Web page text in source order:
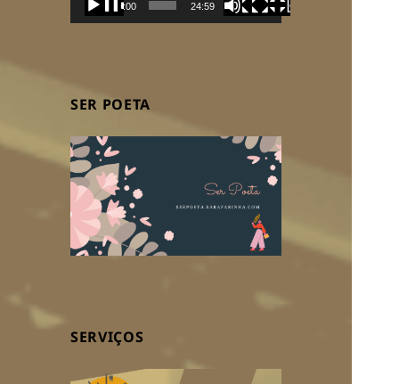
00:00 24:59
SER POETA
SERVIÇOS